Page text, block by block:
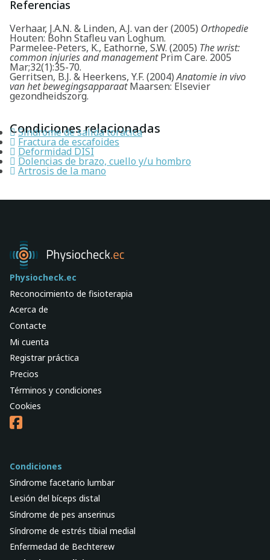
Referencias
Verhaar, J.A.N. & Linden, A.J. van der (2005) Orthopedie
Houten: Bohn Stafleu van Loghum.
Parmelee-Peters, K., Eathorne, S.W. (2005) The wrist:
common injuries and managementPrim Care. 2005
Mar;32(1):35-70.
Gerritsen, B.J. & Heerkens, Y.F. (2004)Anatomie in vivo
van het bewegingsapparaatMaarsen: Elsevier
gezondheidszorg.
Condiciones relacionadas
Síndrome de salida torácica
Fractura de escafoides
Deformidad DISI
Dolencias de brazo, cuello y/u hombro
Artrosis de la mano
Physiocheck.ec
Reconocimiento de fisioterapia
Acerca de
Contacte
Mi cuenta
Registrar práctica
Precios
Términos y condiciones
Cookies
Condiciones
Síndrome facetario lumbar
Lesión del bíceps distal
Síndrome de pes anserinus
Síndrome de estrés tibial medial
Enfermedad de Bechterew